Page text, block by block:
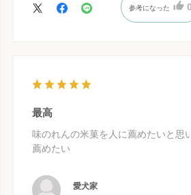
参考になった 0
最高
味のれんの米菓を人に薦めたいと思
薦めたい
愛犬家